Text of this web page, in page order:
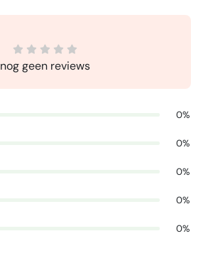
nog geen reviews
0%
0%
0%
0%
0%